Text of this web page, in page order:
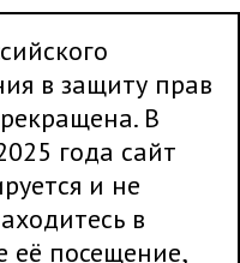
в защиту прав
В
года сайт
и не
в
её посещение,